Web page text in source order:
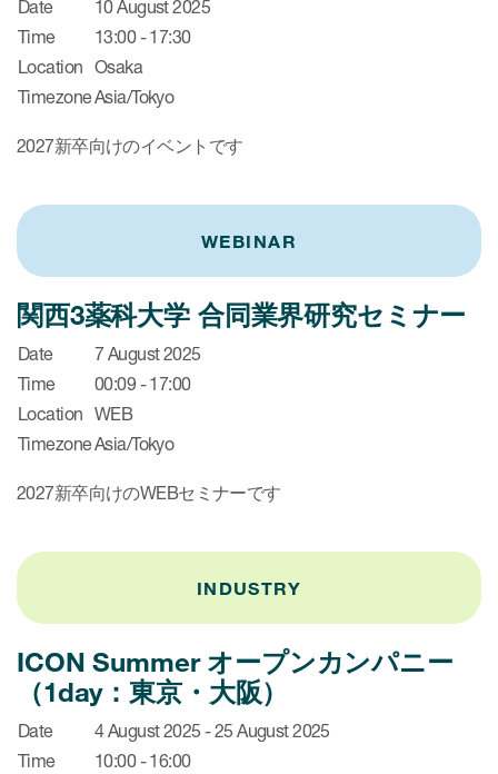
Date
10 August 2025
Time
13:00 - 17:30
Location Osaka
TimezoneAsia/Tokyo
2027新卒向けのイベントです
WEBINAR
関西3薬科大学 合同業界研究セミナー
Date
7 August 2025
Time
00:09 - 17:00
Location WEB
TimezoneAsia/Tokyo
2027新卒向けのWEBセミナーです
INDUSTRY
ICON Summer オープンカンパニー
（1day：東京・大阪）
Date
4 August 2025 - 25 August 2025
Time
10:00 - 16:00